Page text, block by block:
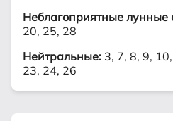
Неблагоприятные лунные
20, 25, 28
Нейтральные: 3, 7, 8, 9,
23, 24, 26